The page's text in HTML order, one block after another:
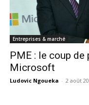
Entreprises & marché
PME : le coup de
Microsoft
Ludovic Ngoueka - 2 août